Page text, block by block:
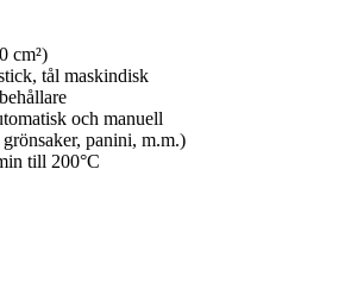
cm²)
tål maskindisk
och manuell
panini, m.m.)
till 200°C